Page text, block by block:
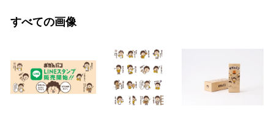
すべての画像